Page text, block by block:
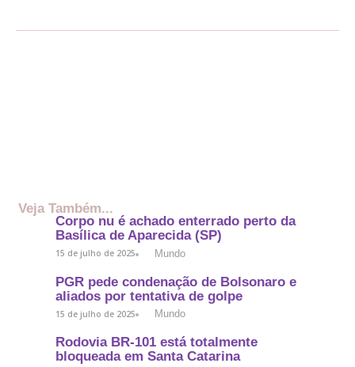
Veja Também...
Corpo nu é achado enterrado perto da
Basílica de Aparecida (SP)
15 de julho de 2025 Mundo
PGR pede condenação de Bolsonaro e
aliados por tentativa de golpe
15 de julho de 2025 Mundo
Rodovia BR-101 está totalmente
bloqueada em Santa Catarina